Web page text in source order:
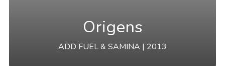
Origens
ADD FUEL & SAMINA | 2013